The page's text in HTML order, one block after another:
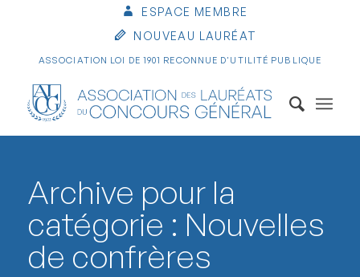
ESPACE MEMBRE
NOUVEAU LAURÉAT
ASSOCIATION LOI DE 1901 RECONNUE D'UTILITÉ PUBLIQUE
Archive pour la
catégorie : Nouvelles
de confrères